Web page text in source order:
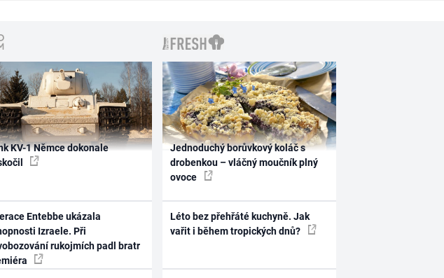
KV-1 Němce dokonale
Entebbe ukázala
Izraele. Při
rukojmích padl bratr
Jednoduchý borůvkový koláč s
drobenkou – vláčný moučník plný
ovoce
Léto bez přehřáté kuchyně. Jak
vařit i během tropických dnů?